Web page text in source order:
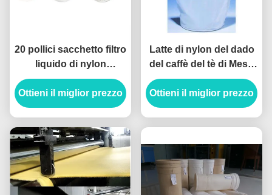
20 pollici sacchetto filtro
liquido di nylon
poliestere Micron mesh
sacchetto filtro
Ottieni il miglior prezzo
Latte di nylon del dado
del caffè del tè di Mesh
Filter Bags Drawstring
For del micron
Ottieni il miglior prezzo